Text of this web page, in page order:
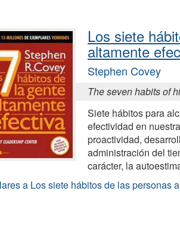
Los siete
altamente
Stephen Covey
The seven habits of
Siete hábitos para
efectividad en
proactividad,
administración del
carácter, la
a Los siete hábitos de las personas